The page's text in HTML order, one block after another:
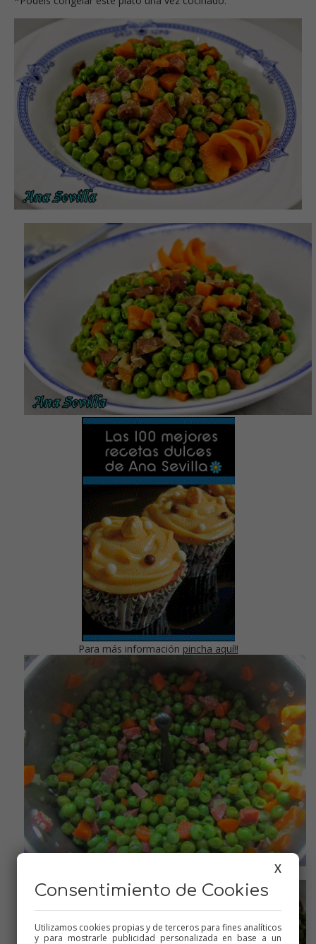
Para más información pincha aquí!!
X
Consentimiento de Cookies
Utilizamos cookies propias y de terceros para fines analíticos
y para mostrarle publicidad personalizada en base a un